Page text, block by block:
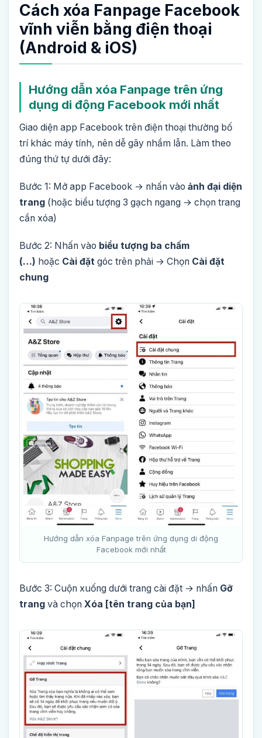
Cách xóa Fanpage Facebook
vĩnh viễn bằng điện thoại
(Android & iOS)
Hướng dẫn xóa Fanpage trên ứng
dụng di động Facebook mới nhất
Giao diện app Facebook trên điện thoại thường bố
trí khác máy tính, nên dễ gây nhầm lẫn. Làm theo
đúng thứ tự dưới đây:
Bước 1: Mở app Facebook → nhấn vào ảnh đại diện
trang (hoặc biểu tượng 3 gạch ngang → chọn trang
cần xóa)
Bước 2: Nhấn vào biểu tượng ba chấm
(…) hoặc Cài đặt góc trên phải → Chọn Cài đặt
chung
Hướng dẫn xóa Fanpage trên ứng dụng di động
Facebook mới nhất
Bước 3: Cuộn xuống dưới trang cài đặt → nhấn Gỡ
trang và chọn Xóa [tên trang của bạn]